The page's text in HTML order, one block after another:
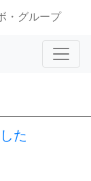
・グループ
た